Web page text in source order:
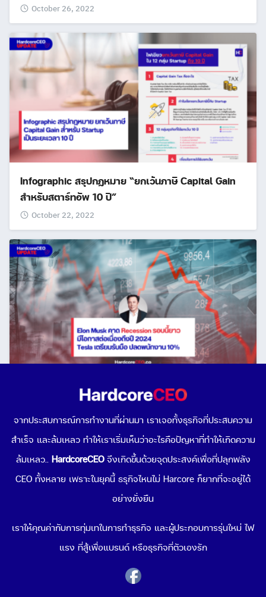
October 26, 2022
Infographic สรุปกฏหมาย “ยกเว้นภาษี Capital Gain
สำหรับสตาร์ทอัพ 10 ปี”
October 22, 2022
Elon Musk คาดสภาวะ “เศรษฐกิจถดถอย” มีโอกาสต่อ
เนื่องยาวไปถึงปี 2024!
October 21, 2022
จากประสบการณ์การทำงานที่ผ่านมา เราเจอทั้งธุรกิจที่ประสบความ
สำเร็จ และล้มเหลว ทำให้เราเริ่มเห็นว่าอะไรคือปัญหาที่ทำให้เกิดความ
ล้มเหลว.. HardcoreCEOจึงเกิดขึ้นด้วยจุดประสงค์เพื่อที่ปลุกพลัง
CEO ทั้งหลาย เพราะในยุคนี้ ธรุกิจไหนไม่ Harcore ก็ยากที่จะอยู่ได้
อย่างยั่งยืน
เราให้คุณค่ากับการทุ่มเทในการทำธุรกิจ และผู้ประกอบการรุ่นใหม่ ไฟ
แรง ที่สู้เพื่อแบรนด์ หรือธุรกิจที่ตัวเองรัก